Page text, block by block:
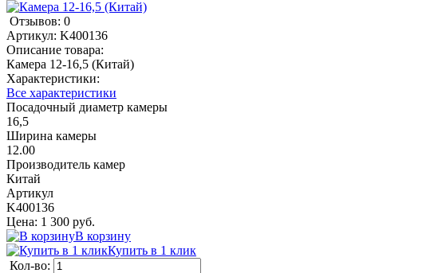
Отзывов: 0
Артикул: K400136
Описание товара:
Камера 12-16,5 (Китай)
Характеристики:
Все характеристики
Посадочный диаметр камеры
16,5
Ширина камеры
12.00
Производитель камер
Китай
Артикул
K400136
Цена: 1 300 руб.
В корзину
Купить в 1 клик
Кол-во: